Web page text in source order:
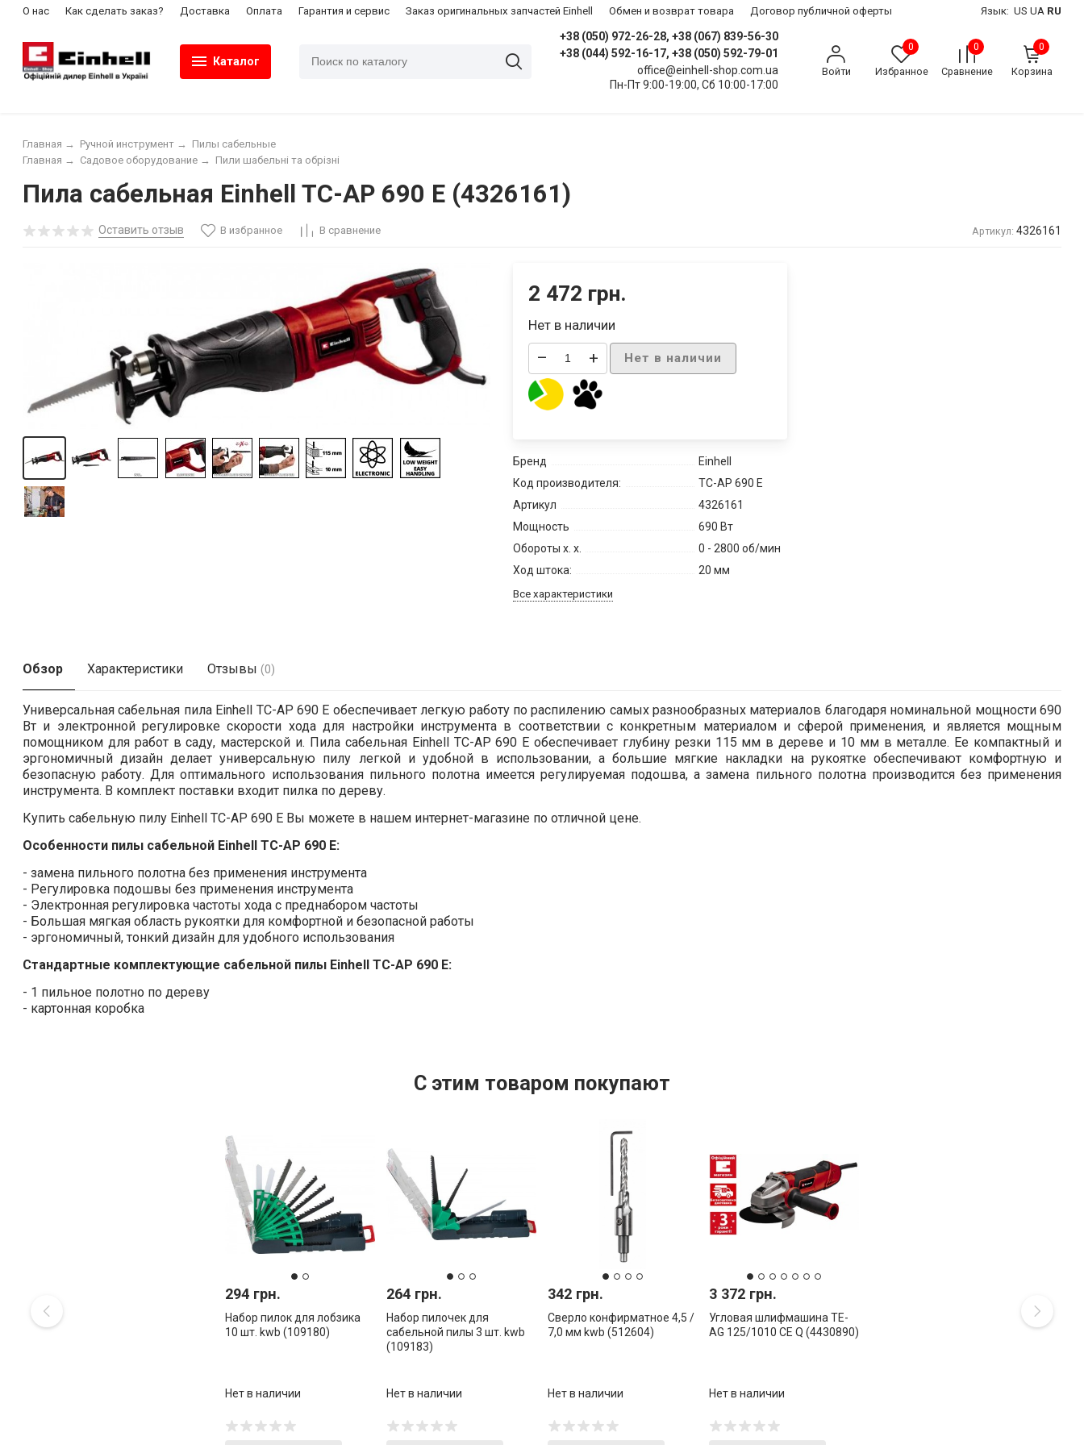
О нас Как сделать заказ? Доставка Оплата Гарантия и сервис Заказ оригинальных запчастей Einhell Обмен и возврат товара Договор публичной оферты Язык: US UA RU
Каталог
+38 (050) 972-26-28, +38 (067) 839-56-30
+38 (044) 592-16-17, +38 (050) 592-79-01
office@einhell-shop.com.ua
Пн-Пт 9:00-19:00, Сб 10:00-17:00
Войти
0
Избранное
0
Сравнение
0
Корзина
Главная → Ручной инструмент →
Пилы сабельные
Пили шабельні та обрізні
Садовое оборудование →
Главная →
Пила сабельная Einhell TC-AP 690 E (4326161)
Оставить отзыв В избранное В сравнение Артикул: 4326161
2 472 грн.
Нет в наличии
– + Нет в наличии
Бренд
Einhell
Код производителя:
TC-AP 690 E
Артикул
4326161
Мощность
690 Вт
Обороты х. х.
0 - 2800 об/мин
Ход штока:
20 мм
Все характеристики
Обзор Характеристики Отзывы (0)
Универсальная сабельная пила Einhell TC-AP 690 E обеспечивает легкую работу по распилению самых разнообразных материалов благодаря номинальной мощности 690
Вт и электронной регулировке скорости хода для настройки инструмента в соответствии с конкретным материалом и сферой применения, и является мощным
помощником для работ в саду, мастерской и. Пила сабельная Einhell TC-AP 690 E обеспечивает глубину резки 115 мм в дереве и 10 мм в металле. Ее компактный и
эргономичный дизайн делает универсальную пилу легкой и удобной в использовании, а большие мягкие накладки на рукоятке обеспечивают комфортную и
безопасную работу. Для оптимального использования пильного полотна имеется регулируемая подошва, а замена пильного полотна производится без применения
инструмента. В комплект поставки входит пилка по дереву.
Купить сабельную пилу Einhell TC-AP 690 E Вы можете в нашем интернет-магазине по отличной цене.
Особенности пилы сабельной Einhell TC-AP 690 E:
- замена пильного полотна без применения инструмента
- Регулировка подошвы без применения инструмента
- Электронная регулировка частоты хода с преднабором частоты
- Большая мягкая область рукоятки для комфортной и безопасной работы
- эргономичный, тонкий дизайн для удобного использования
Стандартные комплектующие сабельной пилы Einhell TC-AP 690 E:
- 1 пильное полотно по дереву
- картонная коробка
С этим товаром покупают
294 грн.
Набор пилок для лобзика
10 шт. kwb (109180)
Нет в наличии
264 грн.
Набор пилочек для
сабельной пилы 3 шт. kwb
(109183)
Нет в наличии
342 грн.
Сверло конфирматное 4,5 /
7,0 мм kwb (512604)
Нет в наличии
3 372 грн.
Угловая шлифмашина TE-
AG 125/1010 CE Q (4430890)
Нет в наличии